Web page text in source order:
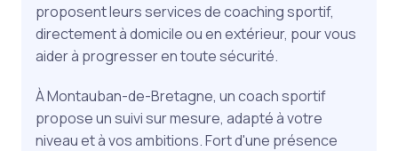
proposent leurs services de coaching sportif,
directement à domicile ou en extérieur, pour vous
aider à progresser en toute sécurité.
À Montauban-de-Bretagne, un coach sportif
propose un suivi sur mesure, adapté à votre
niveau et à vos ambitions. Fort d'une présence